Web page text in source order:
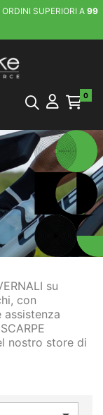
SUPERIORI A 99
0
su
con
nostro store di